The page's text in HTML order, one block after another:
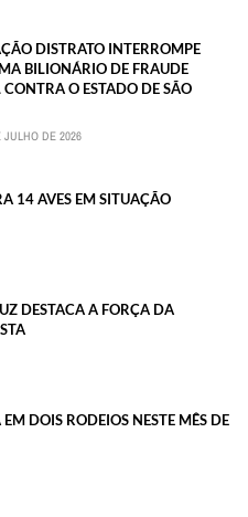
DISTRATO INTERROMPE
BILIONÁRIO DE FRAUDE
CONTRA O ESTADO DE SÃO
JULHO DE 2026
14 AVES EM SITUAÇÃO
DESTACA A FORÇA DA
DOIS RODEIOS NESTE MÊS DE